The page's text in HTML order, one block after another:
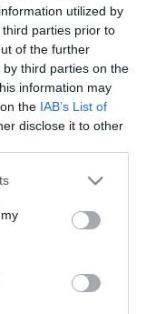
utilized by
parties prior to
of the further
third parties on the
information may
the IAB’s List of
disclose it to other
il ramo sportivo